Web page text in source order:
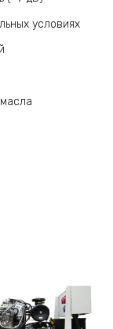
условиях